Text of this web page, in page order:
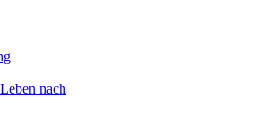
nach